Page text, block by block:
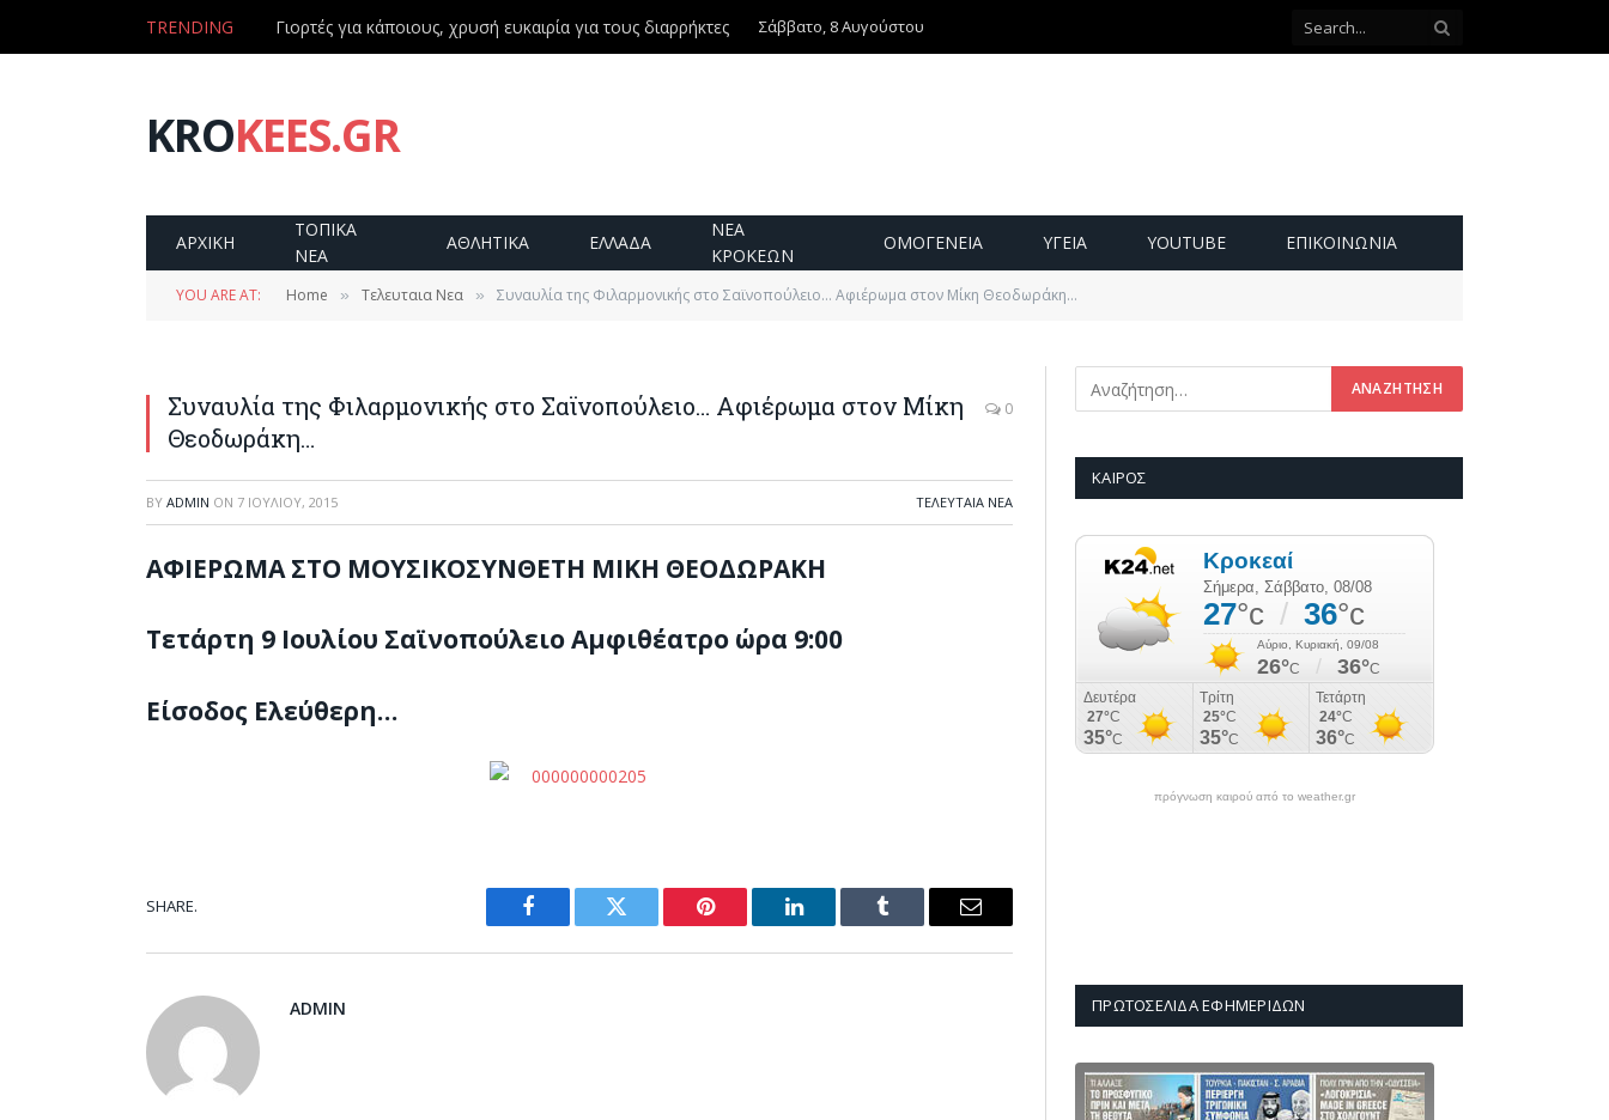
TRENDING Γιορτές για κάποιους, χρυσή ευκαιρία για τους διαρρήκτες Σάββατο, 8 Αυγούστου
KROKEES.GR
ΑΡΧΙΚΗ
ΤΟΠΙΚΑ
ΝΕΑ
ΑΘΛΗΤΙΚΑ ΕΛΛΑΔΑ
ΝΕΑ
ΚΡΟΚΕΩΝ
ΟΜΟΓΕΝΕΙΑ ΥΓΕΙΑ YOUTUBE ΕΠΙΚΟΙΝΩΝΊΑ
YOU ARE AT: Home » Τελευταια Νεα » Συναυλία της Φιλαρμονικής στο Σαϊνοπούλειο… Αφιέρωμα στον Μίκη Θεοδωράκη…
Συναυλία της Φιλαρμονικής στο Σαϊνοπούλειο… Αφιέρωμα στον Μίκη
Θεοδωράκη…
0
BY ADMIN ON 7 ΙΟΥΛΊΟΥ, 2015 ΤΕΛΕΥΤΑΙΑ ΝΕΑ
ΑΦΙΕΡΩΜΑ ΣΤΟ ΜΟΥΣΙΚΟΣΥΝΘΕΤΗ ΜΙΚΗ ΘΕΟΔΩΡΑΚΗ
Τετάρτη 9 Ιουλίου Σαϊνοπούλειο Αμφιθέατρο ώρα 9:00
Είσοδος Ελεύθερη…
SHARE.
Facebook Twitter Pinterest LinkedIn Tumblr Email
ADMIN
ΚΑΙΡΌΣ
πρόγνωση καιρού από το weather.gr
ΠΡΩΤΟΣΈΛΙΔΑ ΕΦΗΜΕΡΊΔΩΝ